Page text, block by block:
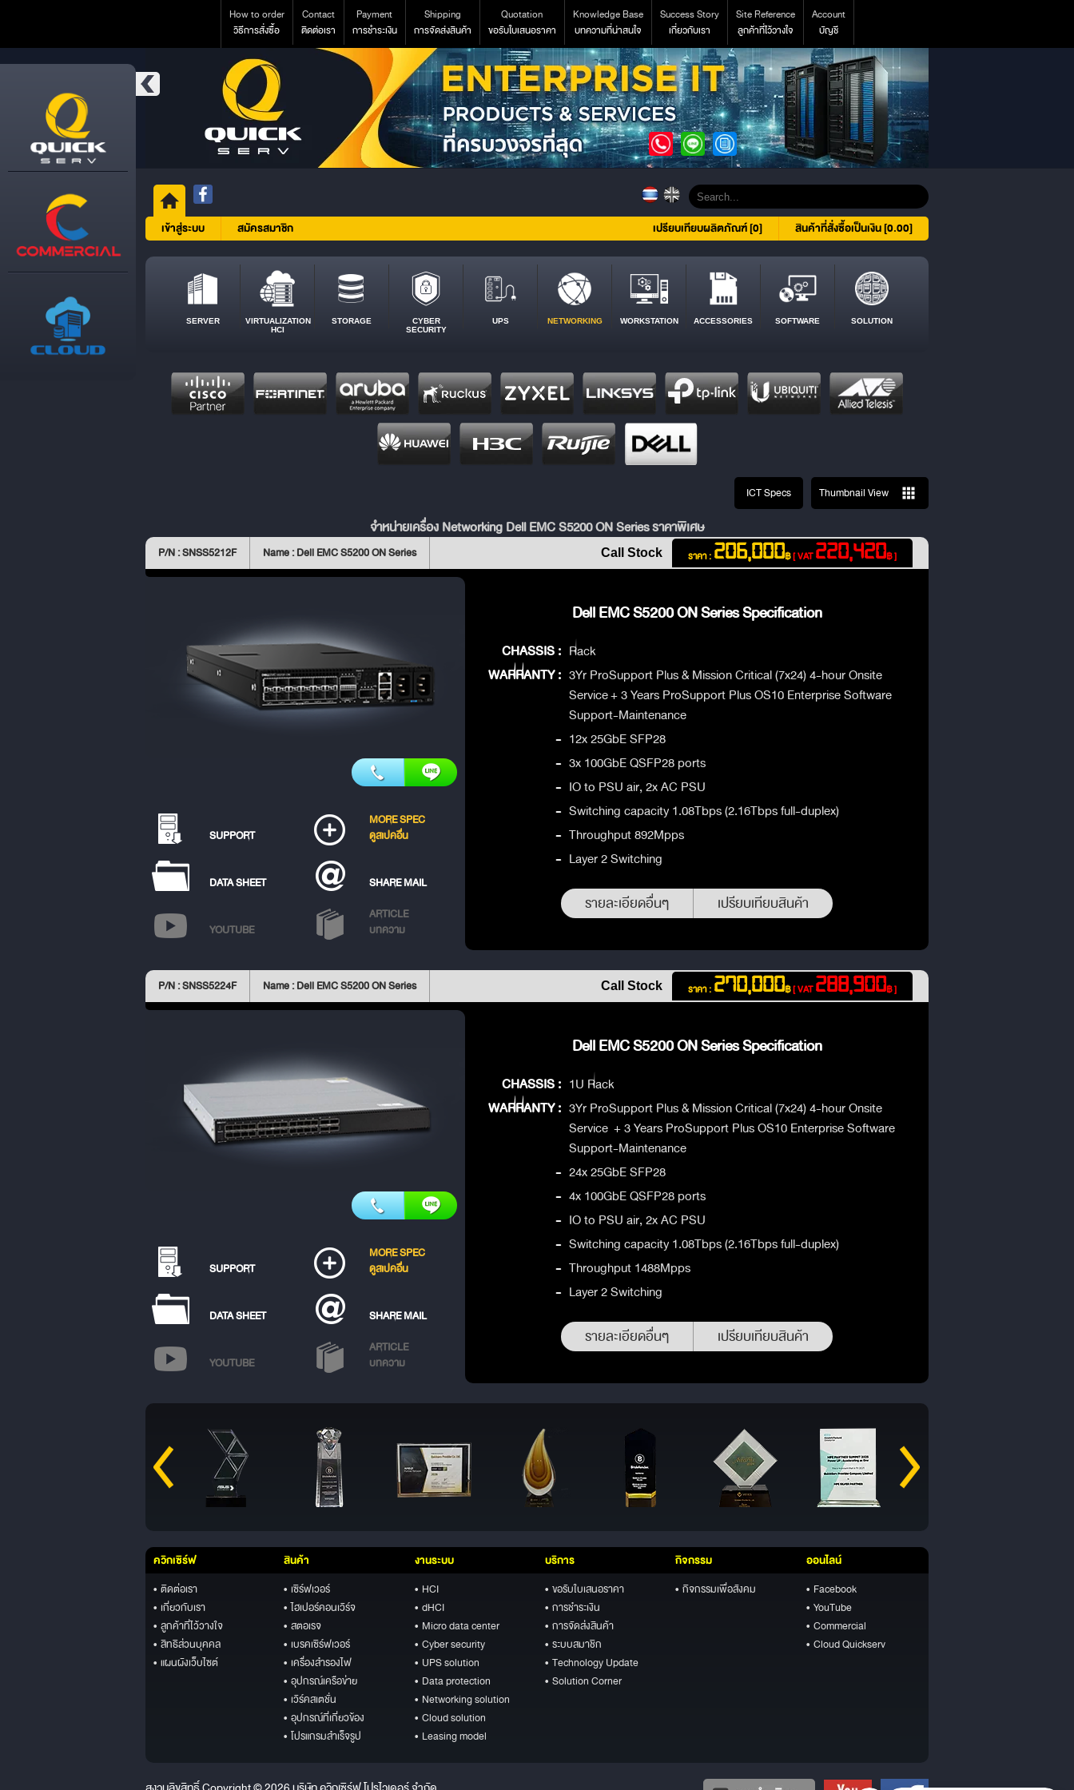
How to order
วิธีการสั่งซื้อ
Contact
ติดต่อเรา
Payment
การชำระเงิน
Shipping
การจัดส่งสินค้า
Quotation
ขอรับใบเสนอราคา
Knowledge Base
บทความที่น่าสนใจ
Success Story
เกี่ยวกับเรา
Site Reference
ลูกค้าที่ไว้วางใจ
Account
บัญชี
เข้าสู่ระบบ สมัครสมาชิก สินค้าที่สั่งซื้อเป็นเงิน [0.00]
เปรียบเทียบผลิตภัณฑ์ [0]
SERVER
VIRTUALIZATION
HCI
STORAGE
CYBER
SECURITY
UPS NETWORKING WORKSTATION ACCESSORIES SOFTWARE SOLUTION
ICT Specs Thumbnail View
จำหน่ายเครื่อง Networking Dell EMC S5200 ON Series ราคาพิเศษ
P/N : SNSS5212F Name : Dell EMC S5200 ON Series ราคา : 206,000฿[ VAT220,420฿ ]
Call Stock
SUPPORT
MORE SPEC
ดูสเปคอื่น
DATA SHEET SHARE MAIL
YOUTUBE
ARTICLE
บทความ
Dell EMC S5200 ON Series Specification
CHASSIS : Rack
WARRANTY : 3Yr ProSupport Plus & Mission Critical (7x24) 4-hour Onsite
Service + 3 Years ProSupport Plus OS10 Enterprise Software
Support-Maintenance
- 12x 25GbE SFP28
- 3x 100GbE QSFP28 ports
- IO to PSU air, 2x AC PSU
- Switching capacity 1.08Tbps (2.16Tbps full-duplex)
- Throughput 892Mpps
- Layer 2 Switching
รายละเอียดอื่นๆ เปรียบเทียบสินค้า
P/N : SNSS5224F Name : Dell EMC S5200 ON Series ราคา : 270,000฿[ VAT288,900฿ ]
Call Stock
SUPPORT
MORE SPEC
ดูสเปคอื่น
DATA SHEET SHARE MAIL
YOUTUBE
ARTICLE
บทความ
Dell EMC S5200 ON Series Specification
CHASSIS : 1U Rack
WARRANTY : 3Yr ProSupport Plus & Mission Critical (7x24) 4-hour Onsite
Service + 3 Years ProSupport Plus OS10 Enterprise Software
Support-Maintenance
- 24x 25GbE SFP28
- 4x 100GbE QSFP28 ports
- IO to PSU air, 2x AC PSU
- Switching capacity 1.08Tbps (2.16Tbps full-duplex)
- Throughput 1488Mpps
- Layer 2 Switching
รายละเอียดอื่นๆ เปรียบเทียบสินค้า
ควิกเซิร์ฟ
• ติดต่อเรา
• เกี่ยวกับเรา
• ลูกค้าที่ไว้วางใจ
• สิทธิส่วนบุคคล
• แผนผังเว็บไซต์
สินค้า
• เซิร์ฟเวอร์
• ไฮเปอร์คอนเวิร์จ
• สตอเรจ
• เบรคเซิร์ฟเวอร์
• เครื่องสำรองไฟ
• อุปกรณ์เครือข่าย
• เวิร์คสเตชั่น
• อุปกรณ์ที่เกี่ยวข้อง
• โปรแกรมสำเร็จรูป
งานระบบ
• HCI
• dHCI
• Micro data center
• Cyber security
• UPS solution
• Data protection
• Networking solution
• Cloud solution
• Leasing model
บริการ
• ขอรับใบเสนอราคา
• การชำระเงิน
• การจัดส่งสินค้า
• ระบบสมาชิก
• Technology Update
• Solution Corner
กิจกรรม
• กิจกรรมเพื่อสังคม
ออนไลน์
• Facebook
• YouTube
• Commercial
• Cloud Quickserv